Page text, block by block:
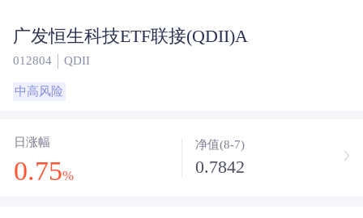
广发恒生科技ETF联接(QDII)A
012804 QDII
中高风险
日涨幅
0.75%
净值(8-7)
0.7842